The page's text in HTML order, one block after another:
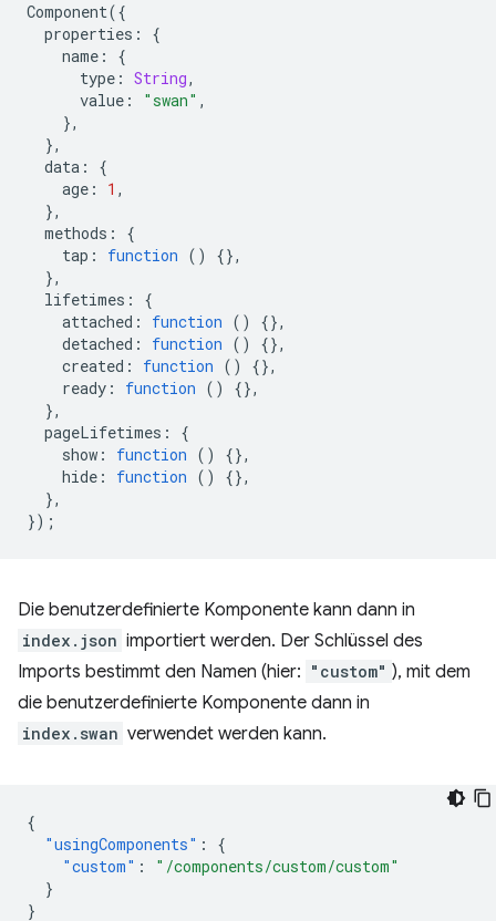
Component({
properties :
{
name :
{
type : String,
value : "swan" ,
},
},
data :
{
age : 1 ,
},
methods :
{
tap : function ()
{},
},
lifetimes :
{
attached : function ()
{},
detached : function ()
{},
created : function ()
{},
ready : function ()
{},
},
pageLifetimes :
{
show : function ()
{},
hide : function ()
{},
},
});
Die benutzerdefinierte Komponente kann dann in
index.json importiert werden. Der Schlüssel des
Imports bestimmt den Namen (hier: "custom" ), mit dem
die benutzerdefinierte Komponente dann in
index.swan verwendet werden kann.
{
"usingComponents" :
{
"custom" :
"/components/custom/custom"
}
}